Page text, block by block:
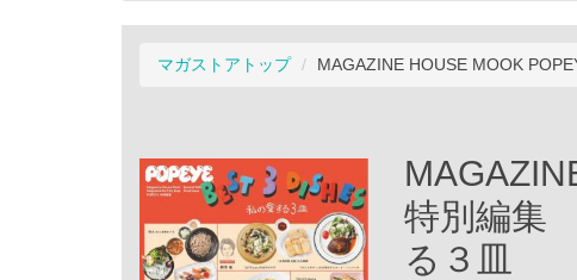
マガストアトップ MAGAZINE HOUSE MOOK
特別編集
る３皿